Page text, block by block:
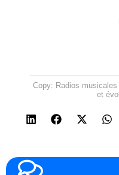
Copy: Radios
et